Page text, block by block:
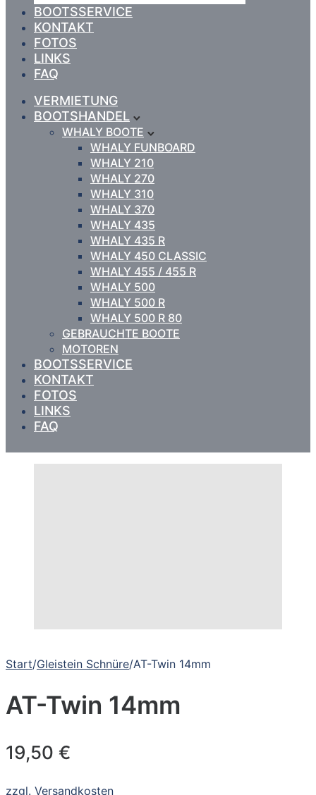
BOOTSSERVICE
KONTAKT
FOTOS
LINKS
FAQ
VERMIETUNG
BOOTSHANDEL
WHALY BOOTE
WHALY FUNBOARD
WHALY 210
WHALY 270
WHALY 310
WHALY 370
WHALY 435
WHALY 435 R
WHALY 450 CLASSIC
WHALY 455 / 455 R
WHALY 500
WHALY 500 R
WHALY 500 R 80
GEBRAUCHTE BOOTE
MOTOREN
BOOTSSERVICE
KONTAKT
FOTOS
LINKS
FAQ
Start/Gleistein Schnüre/AT-Twin 14mm
AT-Twin 14mm
19,50 €
zzgl. Versandkosten